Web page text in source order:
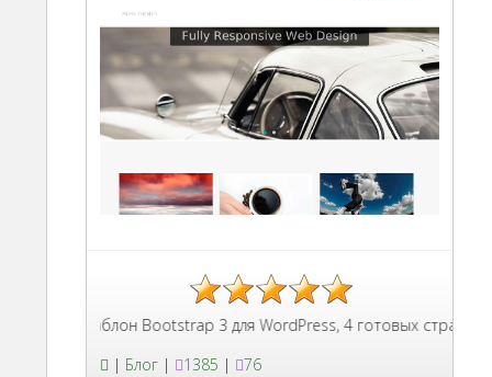
Шаблон Bootstrap 3 для WordPress, 4 готовых страницы
| Блог | 1385 | 76